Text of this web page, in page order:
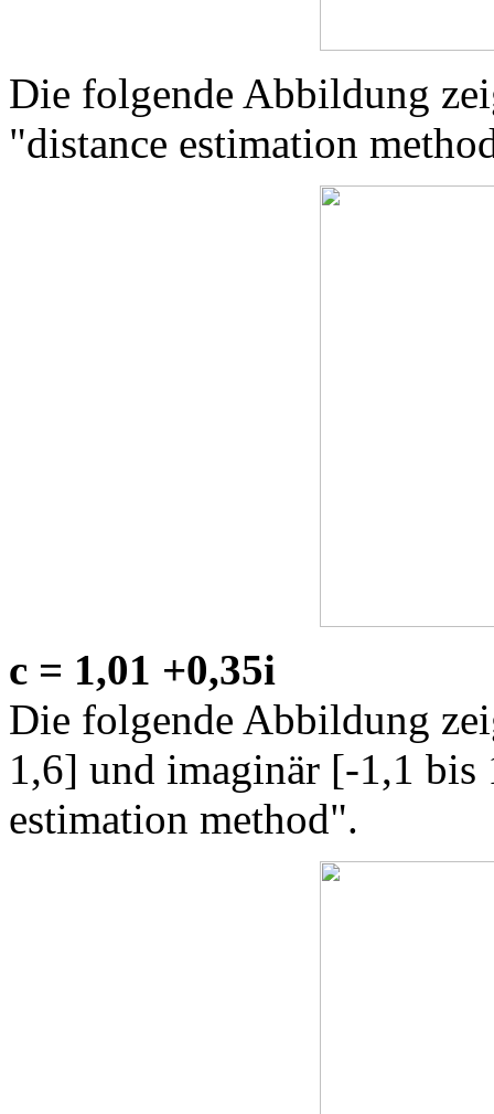
Die folgende Abbildung
"distance estimation
c = 1,01 +0,35i
Die folgende Abbildung
1,6] und imaginär [-1,1 bis
estimation method".